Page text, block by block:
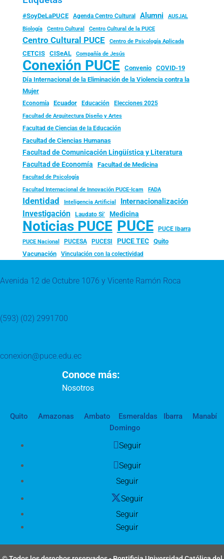
#SoyDeLaPUCE Agenda Centro Cultural Alumni
AUSJAL
Biología
Centro Cultural Centro Cultural de la PUCE
Centro Cultural PUCE Centro de Psicología Aplicada
CETCIS CISeAL Compañía de Jesús
Conexión PUCE Convenio
COVID-19
Día Internacional de la Eliminación de la Violencia contra la
Mujer
Economía Ecuador Educación Elecciones 2025
Facultad de Arquitectura Diseño y Artes
Facultad de Ciencias de la Educación
Facultad de Ciencias Humanas
Facultad de Comunicación Lingüística y Literatura
Facultad de Economía Facultad de Medicina
Facultad de Psicología
Facultad Internacional de Innovación PUCE-Icam FADA
Identidad Inteligencia Artificial Internacionalización
Investigación Laudato Si’ Medicina
Noticias PUCE PUCE PUCE Ibarra
PUCE Nacional PUCESA PUCESI PUCE TEC
Quito
Vacunación
Vinculación con la colectividad
Avenida 12 de Octubre 1076 y Vicente Ramón Roca
(593) (02) 2991700
conexion@puce.edu.ec
Conoce más:
Nosotros
Quito Amazonas Ambato Esmeraldas Ibarra
Manabí
Domingo
Seguir
Seguir
Seguir
Seguir
Seguir
Seguir